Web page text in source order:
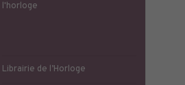
l'horloge
Librairie de l’Horloge